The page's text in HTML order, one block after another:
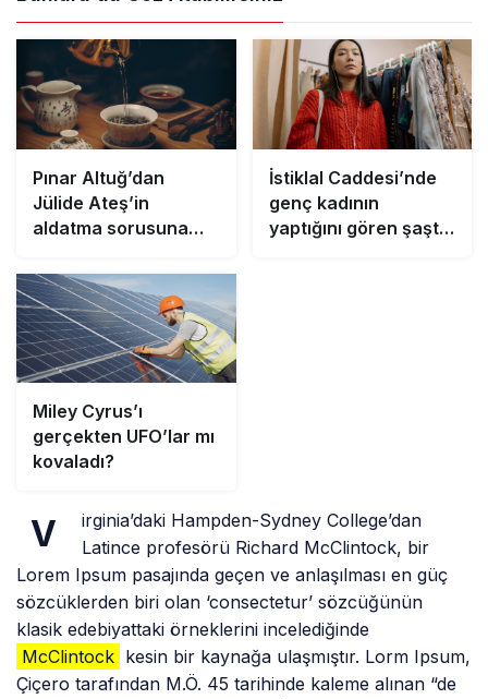
Pınar Altuğ’dan
Jülide Ateş’in
aldatma sorusuna
da kime ne!
İstiklal Caddesi’nde
genç kadının
yaptığını gören şaştı
Miley Cyrus’ı
gerçekten UFO’lar mı
kovaladı?
V
irginia’daki Hampden-Sydney College’dan
Latince profesörü Richard McClintock, bir
Lorem Ipsum pasajında geçen ve anlaşılması en güç
sözcüklerden biri olan ‘consectetur’ sözcüğünün
klasik edebiyattaki örneklerini incelediğinde
McClintock kesin bir kaynağa ulaşmıştır. Lorm Ipsum,
Çiçero tarafından M.Ö. 45 tarihinde kaleme alınan “de